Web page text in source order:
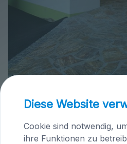
Praxis_MS.jpeg
Herunterladen
Bild in
Diese Website
Cookie sind notwendig,
ihre Funktionen zu